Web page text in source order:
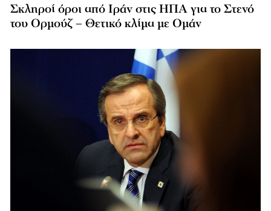
Σκληροί όροι από Ιράν στις ΗΠΑ για το Στενό
του Ορμούζ – Θετικό κλίμα με Ομάν